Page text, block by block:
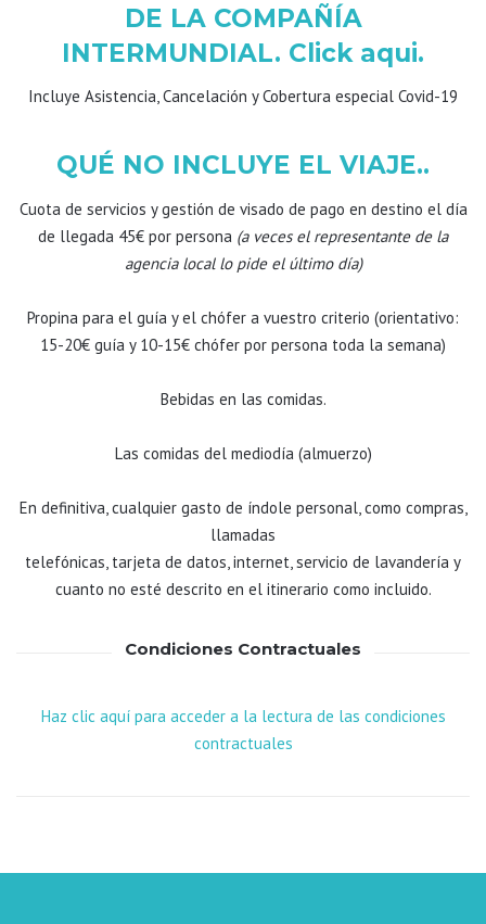
DE LA COMPAÑÍA
INTERMUNDIAL. Click aqui.
Incluye Asistencia, Cancelación y Cobertura especial Covid-19
QUÉ NO INCLUYE EL VIAJE..
Cuota de servicios y gestión de visado de pago en destino el día
de llegada 45€ por persona (a veces el representante de la
agencia local lo pide el último día)
Propina para el guía y el chófer a vuestro criterio (orientativo:
15-20€ guía y 10-15€ chófer por persona toda la semana)
Bebidas en las comidas.
Las comidas del mediodía (almuerzo)
En definitiva, cualquier gasto de índole personal, como compras,
llamadas
telefónicas, tarjeta de datos, internet, servicio de lavandería y
cuanto no esté descrito en el itinerario como incluido.
Condiciones Contractuales
Haz clic aquí para acceder a la lectura de las condiciones
contractuales